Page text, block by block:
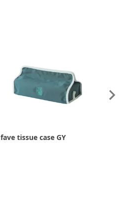
fave tissue case GY